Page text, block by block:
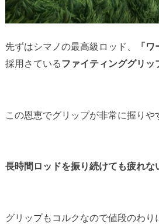
先ずはシマノの最高級ロッド、 「
採用さているファイティンググリッ
この恩恵でグリップが非常に握りや
長時間ロッドを振り続けても疲れな
グリップもコルクなので値段のわり